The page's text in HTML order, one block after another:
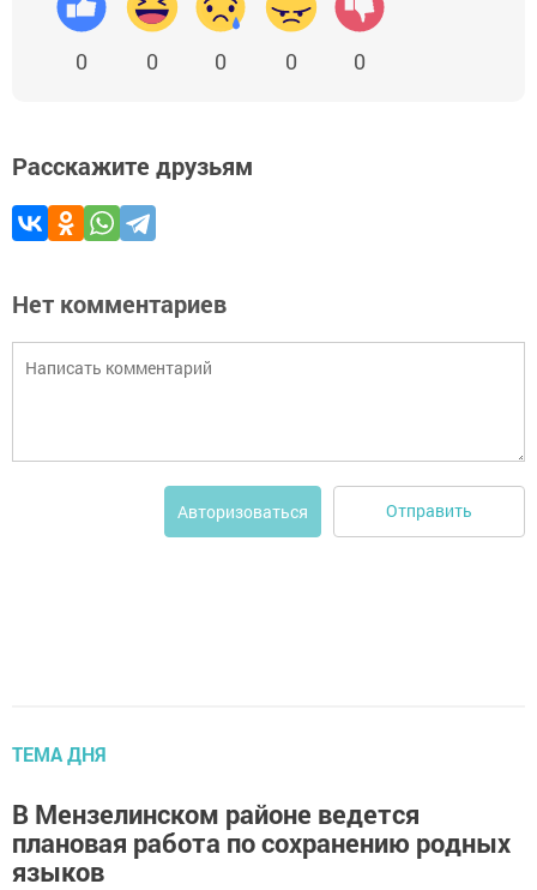
0 0 0 0 0
Расскажите друзьям
Нет комментариев
Авторизоваться Отправить
ТЕМА ДНЯ
В Мензелинском районе ведется
плановая работа по сохранению родных
языков